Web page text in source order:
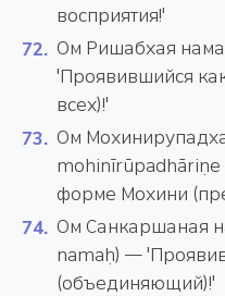
восприятия!'
Ом Ришабхая
'Проявившийся
всех)!'
Ом
форме Мохини
Ом Санкаршаная
namaḥ) —
(объединяющий)!'